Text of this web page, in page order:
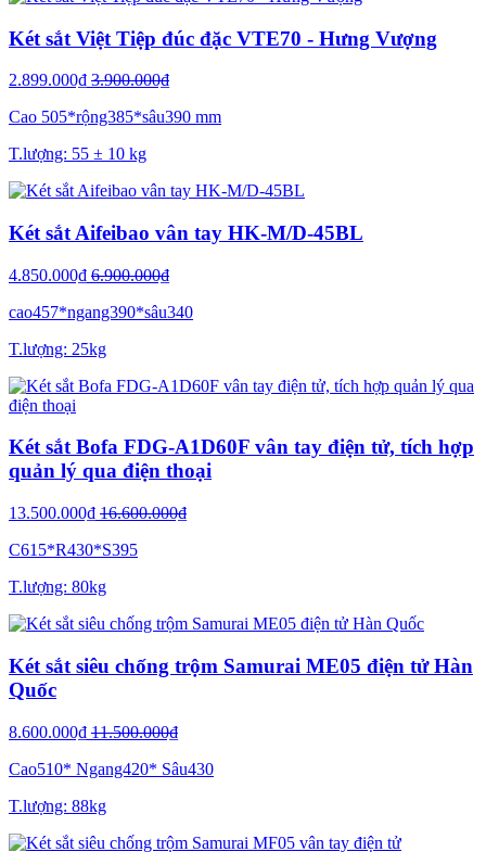
Két sắt Việt Tiệp đúc đặc VTE70 - Hưng Vượng
2.899.000₫ 3.900.000₫
Cao 505*rộng385*sâu390 mm
T.lượng: 55 ± 10 kg
Két sắt Aifeibao vân tay HK-M/D-45BL
4.850.000₫ 6.900.000₫
cao457*ngang390*sâu340
T.lượng: 25kg
Két sắt Bofa FDG-A1D60F vân tay điện tử, tích hợp
quản lý qua điện thoại
13.500.000₫ 16.600.000₫
C615*R430*S395
T.lượng: 80kg
Két sắt siêu chống trộm Samurai ME05 điện tử Hàn
Quốc
8.600.000₫ 11.500.000₫
Cao510* Ngang420* Sâu430
T.lượng: 88kg